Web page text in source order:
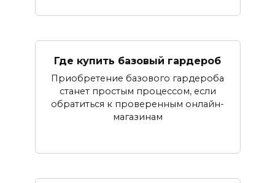
Где купить базовый гардероб
Приобретение базового гардероба
станет простым процессом, если
обратиться к проверенным онлайн-
магазинам